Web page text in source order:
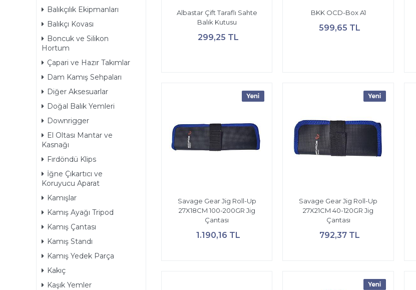
Balıkçılık Ekipmanları
Balıkçı Kovası
Boncuk ve Silikon
Hortum
Çapari ve Hazır Takımlar
Dam Kamış Sehpaları
Diğer Aksesuarlar
Doğal Balık Yemleri
Downrigger
El Oltası Mantar ve
Kasnağı
Fırdöndü Klips
İğne Çıkartıcı ve
Koruyucu Aparat
Kamışlar
Kamış Ayağı Tripod
Kamış Çantası
Kamış Standı
Kamış Yedek Parça
Kakıç
Kaşık Yemler
Albastar Çift Taraflı Sahte
Balık Kutusu
299,25 TL
BKK OCD-Box A1
599,65 TL
Savage Gear Jig Roll-Up
27X18CM 100-200GR Jig
Çantası
1.190,16 TL
Savage Gear Jig Roll-Up
27X21CM 40-120GR Jig
Çantası
792,37 TL